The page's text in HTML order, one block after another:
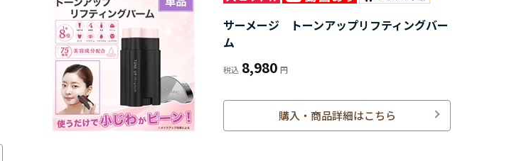
サーメージ トーンアップリフティングバー
ム
8,980
購入・商品詳細はこちら